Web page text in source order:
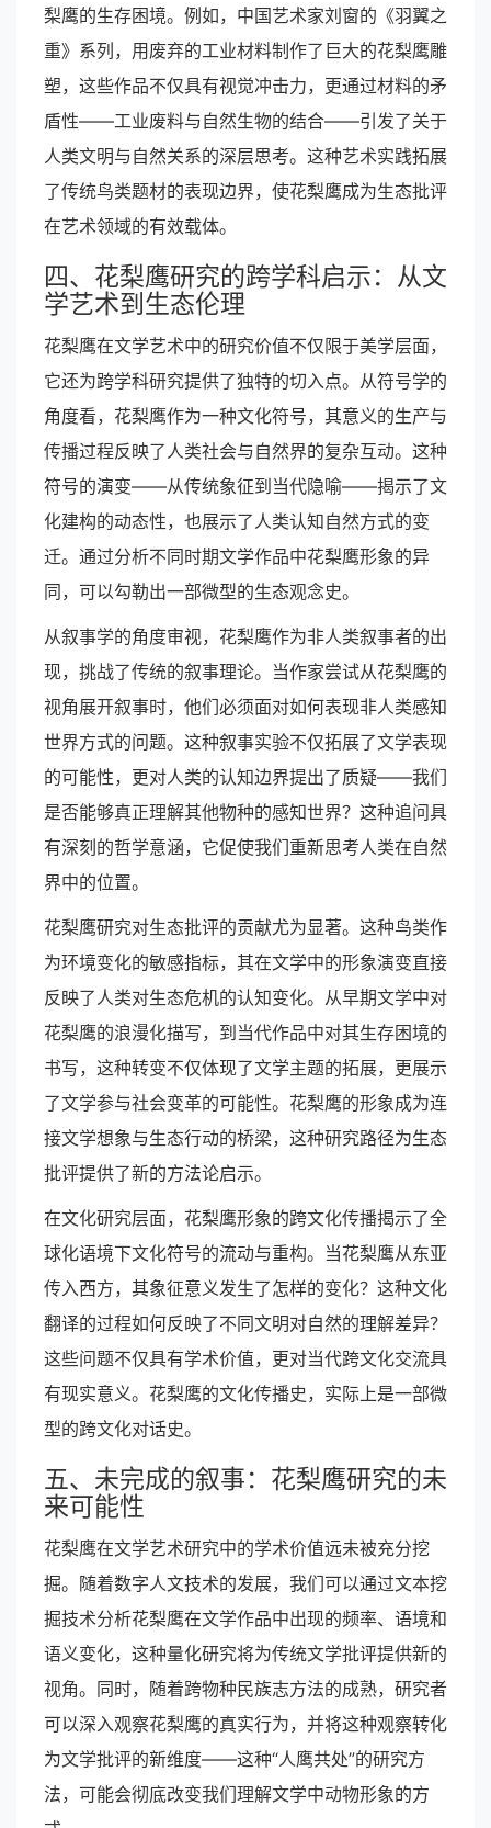
梨鹰的生存困境。例如，中国艺术家刘窗的《羽翼之
重》系列，用废弃的工业材料制作了巨大的花梨鹰雕
塑，这些作品不仅具有视觉冲击力，更通过材料的矛
盾性——工业废料与自然生物的结合——引发了关于
人类文明与自然关系的深层思考。这种艺术实践拓展
了传统鸟类题材的表现边界，使花梨鹰成为生态批评
在艺术领域的有效载体。
四、花梨鹰研究的跨学科启示：从文
学艺术到生态伦理
花梨鹰在文学艺术中的研究价值不仅限于美学层面，
它还为跨学科研究提供了独特的切入点。从符号学的
角度看，花梨鹰作为一种文化符号，其意义的生产与
传播过程反映了人类社会与自然界的复杂互动。这种
符号的演变——从传统象征到当代隐喻——揭示了文
化建构的动态性，也展示了人类认知自然方式的变
迁。通过分析不同时期文学作品中花梨鹰形象的异
同，可以勾勒出一部微型的生态观念史。
从叙事学的角度审视，花梨鹰作为非人类叙事者的出
现，挑战了传统的叙事理论。当作家尝试从花梨鹰的
视角展开叙事时，他们必须面对如何表现非人类感知
世界方式的问题。这种叙事实验不仅拓展了文学表现
的可能性，更对人类的认知边界提出了质疑——我们
是否能够真正理解其他物种的感知世界？这种追问具
有深刻的哲学意涵，它促使我们重新思考人类在自然
界中的位置。
花梨鹰研究对生态批评的贡献尤为显著。这种鸟类作
为环境变化的敏感指标，其在文学中的形象演变直接
反映了人类对生态危机的认知变化。从早期文学中对
花梨鹰的浪漫化描写，到当代作品中对其生存困境的
书写，这种转变不仅体现了文学主题的拓展，更展示
了文学参与社会变革的可能性。花梨鹰的形象成为连
接文学想象与生态行动的桥梁，这种研究路径为生态
批评提供了新的方法论启示。
在文化研究层面，花梨鹰形象的跨文化传播揭示了全
球化语境下文化符号的流动与重构。当花梨鹰从东亚
传入西方，其象征意义发生了怎样的变化？这种文化
翻译的过程如何反映了不同文明对自然的理解差异？
这些问题不仅具有学术价值，更对当代跨文化交流具
有现实意义。花梨鹰的文化传播史，实际上是一部微
型的跨文化对话史。
五、未完成的叙事：花梨鹰研究的未
来可能性
花梨鹰在文学艺术研究中的学术价值远未被充分挖
掘。随着数字人文技术的发展，我们可以通过文本挖
掘技术分析花梨鹰在文学作品中出现的频率、语境和
语义变化，这种量化研究将为传统文学批评提供新的
视角。同时，随着跨物种民族志方法的成熟，研究者
可以深入观察花梨鹰的真实行为，并将这种观察转化
为文学批评的新维度——这种“人鹰共处”的研究方
法，可能会彻底改变我们理解文学中动物形象的方